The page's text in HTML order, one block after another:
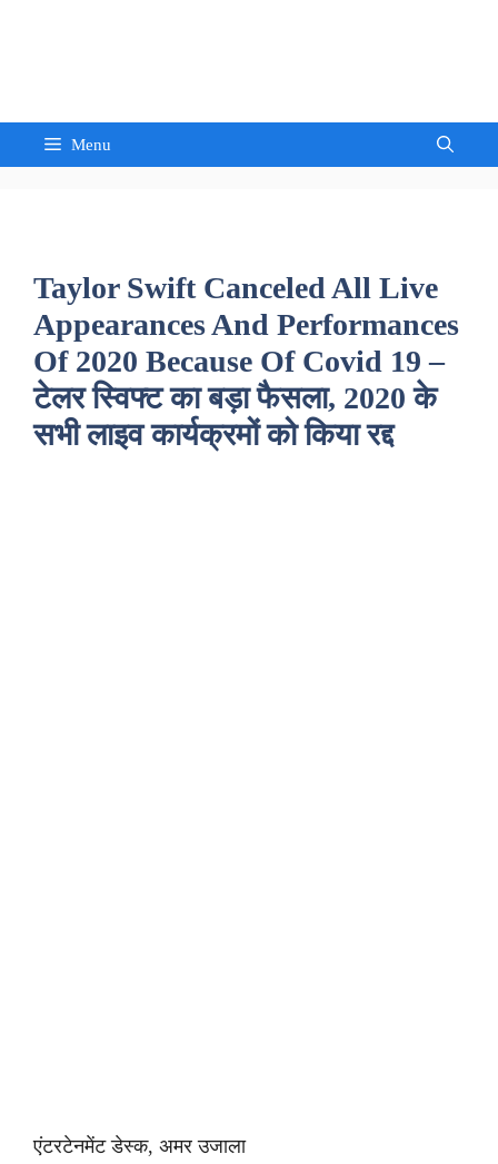
Menu
Taylor Swift Canceled All Live
Appearances And Performances
Of 2020 Because Of Covid 19 –
टेलर स्विफ्ट का बड़ा फैसला, 2020 के
सभी लाइव कार्यक्रमों को किया रद्द
एंटरटेनमेंट डेस्क, अमर उजाला